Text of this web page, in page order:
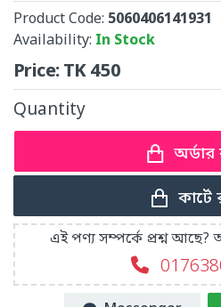
Product Code: 5060406141931
Availability: In Stock
Price:TK450
Quantity
কার্টে
এই পণ্য সম্পর্কে প্রশ্ন